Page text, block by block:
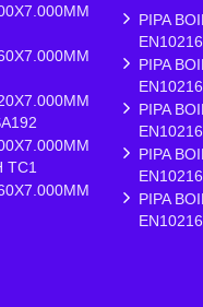
TC1
PIPA
PIPA
PIPA
PIPA
PIPA